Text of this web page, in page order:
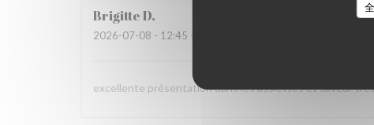
BrigitteD
2026-07-08 - 12:45 - ゲスト 3
excellente présentation dans les assiettes et saveur